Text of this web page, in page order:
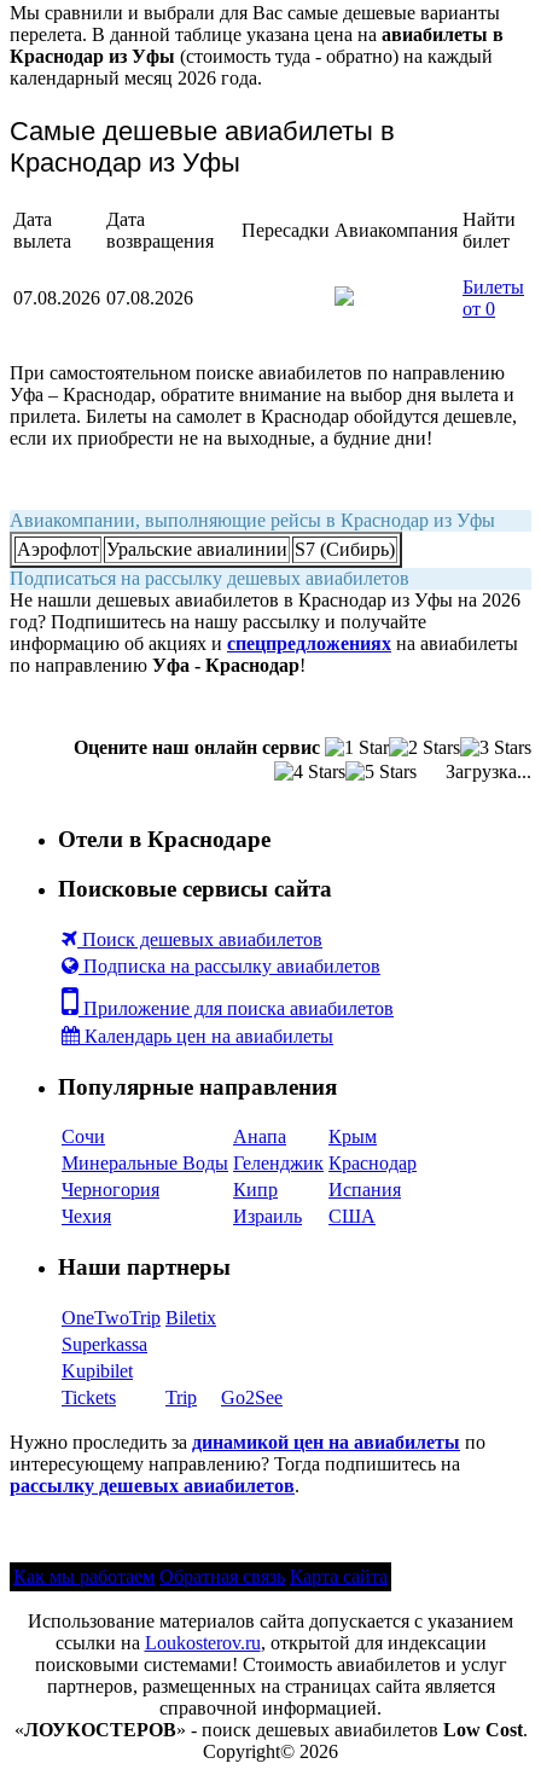
Мы сравнили и выбрали для Вас самые дешевые варианты
перелета. В данной таблице указана цена на авиабилеты в
Краснодар из Уфы (стоимость туда - обратно) на каждый
календарный месяц 2026 года.
Самые дешевые авиабилеты в
Краснодар из Уфы
Дата
вылета
Дата
возвращения
Пересадки Авиакомпания
Найти
билет
07.08.2026 07.08.2026
Билеты
от 0
При самостоятельном поиске авиабилетов по направлению
Уфа – Краснодар, обратите внимание на выбор дня вылета и
прилета. Билеты на самолет в Краснодар обойдутся дешевле,
если их приобрести не на выходные, а будние дни!
Авиакомпании, выполняющие рейсы в Краснодар из Уфы
Аэрофлот Уральские авиалинии S7 (Сибирь)
Подписаться на рассылку дешевых авиабилетов
Не нашли дешевых авиабилетов в Краснодар из Уфы на 2026
год? Подпишитесь на нашу рассылку и получайте
информацию об акциях и спецпредложениях на авиабилеты
по направлению Уфа - Краснодар!
Оцените наш онлайн сервис
Загрузка...
Отели в Краснодаре
Поисковые сервисы сайта
Поиск дешевых авиабилетов
Подписка на рассылку авиабилетов
Приложение для поиска авиабилетов
Календарь цен на авиабилеты
Популярные направления
Сочи Анапа
Крым
Минеральные Воды Геленджик Краснодар
Черногория
Кипр
Испания
Чехия
Израиль США
Наши партнеры
OneTwoTrip Biletix
Superkassa
Kupibilet
Tickets
Trip Go2See
Нужно проследить за динамикой цен на авиабилеты по
интересующему направлению? Тогда подпишитесь на
рассылку дешевых авиабилетов.
Как мы работаем Обратная связь Карта сайта
Использование материалов сайта допускается с указанием
ссылки на Loukosterov.ru, открытой для индексации
поисковыми системами! Стоимость авиабилетов и услуг
партнеров, размещенных на страницах сайта является
справочной информацией.
«ЛОУКОСТЕРОВ» - поиск дешевых авиабилетов Low Cost.
Copyright© 2026